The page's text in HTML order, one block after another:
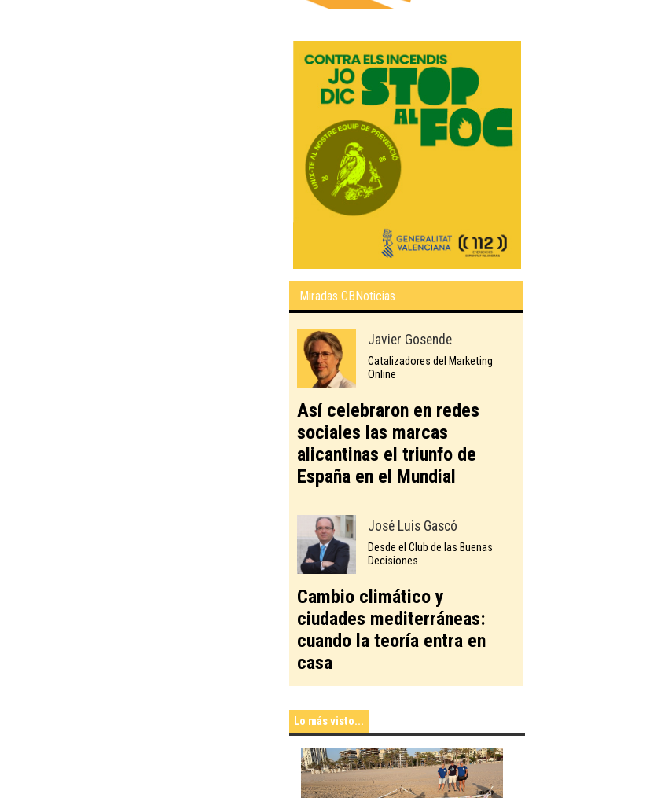
Miradas CBNoticias
Javier Gosende
Catalizadores del Marketing
Online
Así celebraron en redes
sociales las marcas
alicantinas el triunfo de
España en el Mundial
José Luis Gascó
Desde el Club de las Buenas
Decisiones
Cambio climático y
ciudades mediterráneas:
cuando la teoría entra en
casa
Lo más visto...